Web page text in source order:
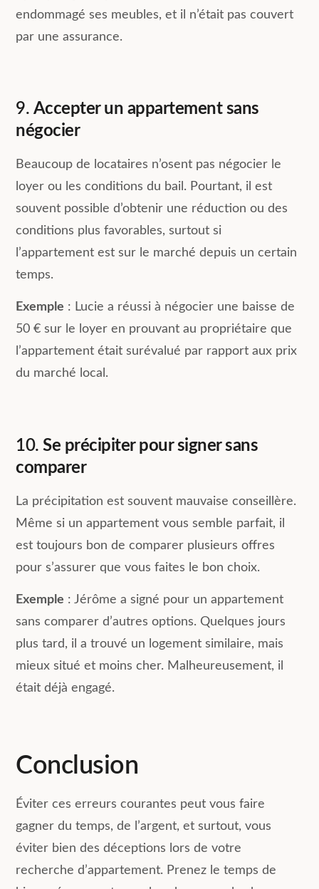
endommagé ses meubles, et il n’était pas couvert
par une assurance.
9. Accepter un appartement sans
négocier
Beaucoup de locataires n’osent pas négocier le
loyer ou les conditions du bail. Pourtant, il est
souvent possible d’obtenir une réduction ou des
conditions plus favorables, surtout si
l’appartement est sur le marché depuis un certain
temps.
Exemple : Lucie a réussi à négocier une baisse de
50 € sur le loyer en prouvant au propriétaire que
l’appartement était surévalué par rapport aux prix
du marché local.
10.Se précipiter pour signer sans
comparer
La précipitation est souvent mauvaise conseillère.
Même si un appartement vous semble parfait, il
est toujours bon de comparer plusieurs offres
pour s’assurer que vous faites le bon choix.
Exemple : Jérôme a signé pour un appartement
sans comparer d’autres options. Quelques jours
plus tard, il a trouvé un logement similaire, mais
mieux situé et moins cher. Malheureusement, il
était déjà engagé.
Conclusion
Éviter ces erreurs courantes peut vous faire
gagner du temps, de l’argent, et surtout, vous
éviter bien des déceptions lors de votre
recherche d’appartement. Prenez le temps de